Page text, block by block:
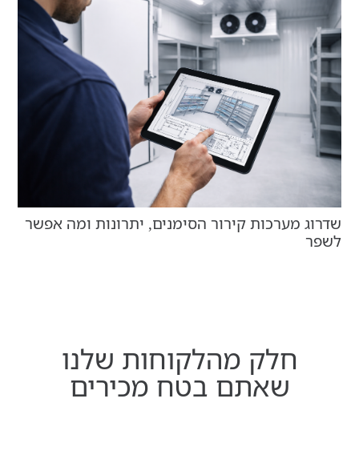
שדרוג מערכות קירור הסימנים, יתרונות ומה אפשר
לשפר
חלק מהלקוחות שלנו
שאתם בטח מכירים